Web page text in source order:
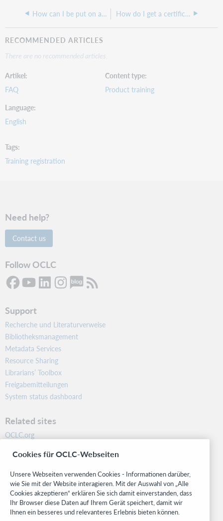
How can I be put on a mailing list to receive up-to-date information about OCLC training offerings? How do I get a certificate for the course that I attended?
RECOMMENDED ARTICLES
There are no recommended articles.
Artikel
FAQ
Content type
Product training
Language
English
Tags
Training registration
Need help?
Contact us
Follow OCLC
Support
Recherche und Literaturverweise
Bibliotheksmanagement
Metadata Services
Resource Sharing
Librarians’ Toolbox
Freigabemitteilungen
System status dashboard
Related sites
OCLC.org
Community
Research
WebJunction
Developer Network
Cookies für OCLC-Webseiten
Unsere Webseiten verwenden Cookies - Informationen darüber,
wie Sie mit der Website interagieren. Mit der Auswahl von „Alle
Cookies akzeptieren“ erklären Sie sich damit einverstanden, dass
Ihr Browser diese Daten auf Ihrem Gerät speichert, damit wir
Ihnen ein besseres und relevanteres Erlebnis bieten können.